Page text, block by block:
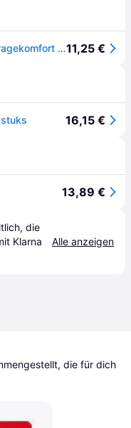
PRO «64mm» Kondome für besten Tragekomfort und Sicherheit (10 Kondome) 10 St11,25 €
16,15 €
13,89 €
die
Klarna
Alle anzeigen
die für dich